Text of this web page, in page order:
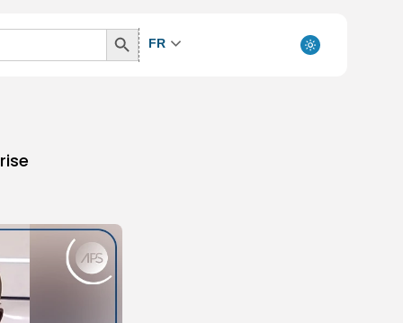
Search
Button
FR